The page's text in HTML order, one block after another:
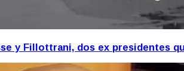
y Fillottrani, dos ex presidentes